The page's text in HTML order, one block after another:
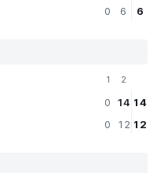
0
6
6
1
0
0
2
14
12
14
12